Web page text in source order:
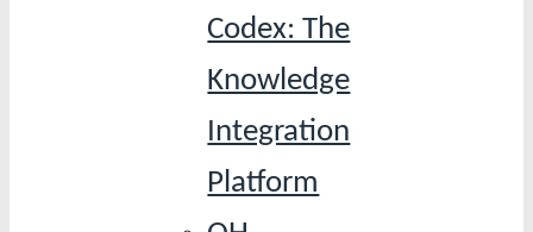
Codex: The
Knowledge
Integration
Platform